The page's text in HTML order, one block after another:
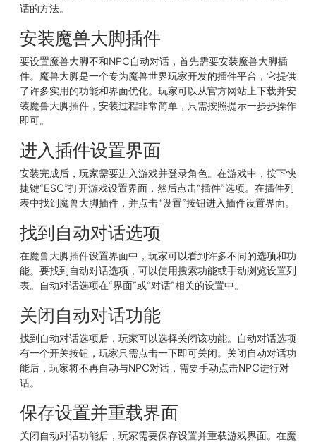
话的方法。
安装魔兽大脚插件
要设置魔兽大脚不和NPC自动对话，首先需要安装魔兽大脚插
件。魔兽大脚是一个专为魔兽世界玩家开发的插件平台，它提供
了许多实用的功能和界面优化。玩家可以从官方网站上下载并安
装魔兽大脚插件，安装过程非常简单，只需按照提示一步步操作
即可。
进入插件设置界面
安装完成后，玩家需要进入游戏并登录角色。在游戏中，按下快
捷键“ESC”打开游戏设置界面，然后点击“插件”选项。在插件列
表中找到魔兽大脚插件，并点击“设置”按钮进入插件设置界面。
找到自动对话选项
在魔兽大脚插件设置界面中，玩家可以看到许多不同的选项和功
能。要找到自动对话选项，可以使用搜索功能或手动浏览设置列
表。自动对话选项在“界面”或“对话”相关的设置中。
关闭自动对话功能
找到自动对话选项后，玩家可以选择关闭该功能。自动对话选项
有一个开关按钮，玩家只需点击一下即可关闭。关闭自动对话功
能后，玩家将不再自动与NPC对话，需要手动点击NPC进行对
话。
保存设置并重载界面
关闭自动对话功能后，玩家需要保存设置并重载游戏界面。在魔